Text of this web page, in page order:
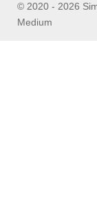
© 2020 - 2026
Medium